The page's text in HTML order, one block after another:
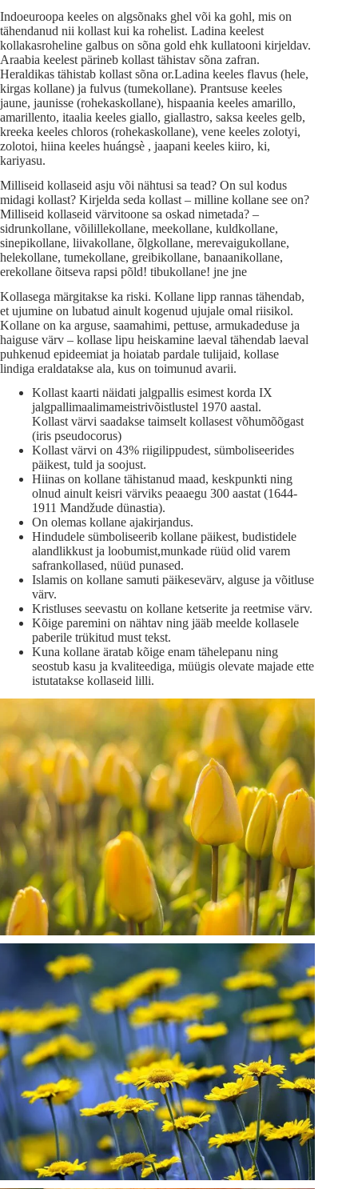
Indoeuroopa keeles on algsõnaks ghel või ka gohl, mis on
tähendanud nii kollast kui ka rohelist. Ladina keelest
kollakasroheline galbus on sõna gold ehk kullatooni kirjeldav.
Araabia keelest pärineb kollast tähistav sõna zafran.
Heraldikas tähistab kollast sõna or.Ladina keeles flavus (hele,
kirgas kollane) ja fulvus (tumekollane). Prantsuse keeles
jaune, jaunisse (rohekaskollane), hispaania keeles amarillo,
amarillento, itaalia keeles giallo, giallastro, saksa keeles gelb,
kreeka keeles chloros (rohekaskollane), vene keeles zolotyi,
zolotoi, hiina keeles huángsè , jaapani keeles kiiro, ki,
kariyasu.
Milliseid kollaseid asju või nähtusi sa tead? On sul kodus
midagi kollast? Kirjelda seda kollast – milline kollane see on?
Milliseid kollaseid värvitoone sa oskad nimetada? –
sidrunkollane, võilillekollane, meekollane, kuldkollane,
sinepikollane, liivakollane, õlgkollane, merevaigukollane,
helekollane, tumekollane, greibikollane, banaanikollane,
erekollane õitseva rapsi põld! tibukollane! jne jne
Kollasega märgitakse ka riski. Kollane lipp rannas tähendab,
et ujumine on lubatud ainult kogenud ujujale omal riisikol.
Kollane on ka arguse, saamahimi, pettuse, armukadeduse ja
haiguse värv – kollase lipu heiskamine laeval tähendab laeval
puhkenud epideemiat ja hoiatab pardale tulijaid, kollase
lindiga eraldatakse ala, kus on toimunud avarii.
Kollast kaarti näidati jalgpallis esimest korda IX
jalgpallimaalimameistrivõistlustel 1970 aastal.
Kollast värvi saadakse taimselt kollasest võhumõõgast
(iris pseudocorus)
Kollast värvi on 43% riigilippudest, sümboliseerides
päikest, tuld ja soojust.
Hiinas on kollane tähistanud maad, keskpunkti ning
olnud ainult keisri värviks peaaegu 300 aastat (1644-
1911 Mandžude dünastia).
On olemas kollane ajakirjandus.
Hindudele sümboliseerib kollane päikest, budistidele
alandlikkust ja loobumist,munkade rüüd olid varem
safrankollased, nüüd punased.
Islamis on kollane samuti päikesevärv, alguse ja võitluse
värv.
Kristluses seevastu on kollane ketserite ja reetmise värv.
Kõige paremini on nähtav ning jääb meelde kollasele
paberile trükitud must tekst.
Kuna kollane äratab kõige enam tähelepanu ning
seostub kasu ja kvaliteediga, müügis olevate majade ette
istutatakse kollaseid lilli.